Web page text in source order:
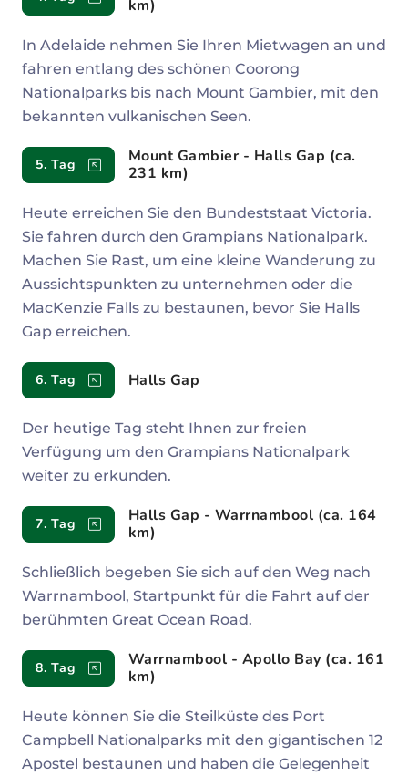
km)
In Adelaide nehmen Sie Ihren Mietwagen an und
fahren entlang des schönen Coorong
Nationalparks bis nach Mount Gambier, mit den
bekannten vulkanischen Seen.
5. Tag
Mount Gambier - Halls Gap (ca.
231 km)
Heute erreichen Sie den Bundeststaat Victoria.
Sie fahren durch den Grampians Nationalpark.
Machen Sie Rast, um eine kleine Wanderung zu
Aussichtspunkten zu unternehmen oder die
MacKenzie Falls zu bestaunen, bevor Sie Halls
Gap erreichen.
6. Tag Halls Gap
Der heutige Tag steht Ihnen zur freien
Verfügung um den Grampians Nationalpark
weiter zu erkunden.
7. Tag
Halls Gap - Warrnambool (ca. 164
km)
Schließlich begeben Sie sich auf den Weg nach
Warrnambool, Startpunkt für die Fahrt auf der
berühmten Great Ocean Road.
8. Tag
Warrnambool - Apollo Bay (ca. 161
km)
Heute können Sie die Steilküste des Port
Campbell Nationalparks mit den gigantischen 12
Apostel bestaunen und haben die Gelegenheit